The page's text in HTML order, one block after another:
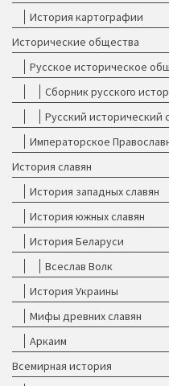
История картографии
Исторические общества
Русское историческое
Сборник русского
Русский исторический
Императорское
История славян
История западных славян
История южных славян
История Беларуси
Всеслав Волк
История Украины
Мифы древних славян
Аркаим
Всемирная история